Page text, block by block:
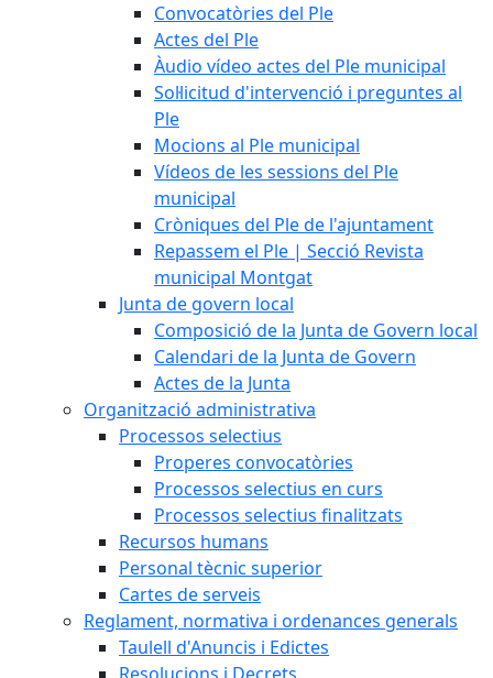
Convocatòries del Ple
Actes del Ple
Àudio vídeo actes del Ple municipal
Sol·licitud d'intervenció i preguntes al
Ple
Mocions al Ple municipal
Vídeos de les sessions del Ple
municipal
Cròniques del Ple de l'ajuntament
Repassem el Ple | Secció Revista
municipal Montgat
Junta de govern local
Composició de la Junta de Govern local
Calendari de la Junta de Govern
Actes de la Junta
Organització administrativa
Processos selectius
Properes convocatòries
Processos selectius en curs
Processos selectius finalitzats
Recursos humans
Personal tècnic superior
Cartes de serveis
Reglament, normativa i ordenances generals
Taulell d'Anuncis i Edictes